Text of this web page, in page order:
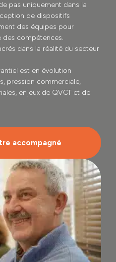
pas uniquement dans la
de dispositifs
des équipes pour
des compétences.
dans la réalité du secteur
est en évolution
pression commerciale,
enjeux de QVCT et de
accompagné